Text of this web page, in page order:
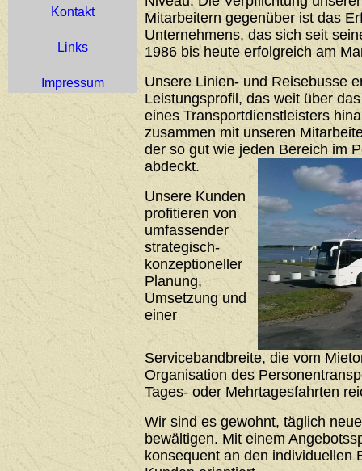
Kontakt
Links
Impressum
Mitarbeitern gegenüber ist das
Unternehmens, das sich seit
1986 bis heute erfolgreich am
Unsere Linien- und Reisebusse
Leistungsprofil, das weit über
eines Transportdienstleisters
zusammen mit unseren
der so gut wie jeden Bereich im
abdeckt.
Unsere Kunden
profitieren von
umfassender
strategisch-
konzeptioneller
Planung,
Umsetzung und
einer
Servicebandbreite, die vom
Organisation des
Tages- oder Mehrtagesfahrten
Wir sind es gewohnt, täglich
bewältigen. Mit einem
konsequent an den individuellen